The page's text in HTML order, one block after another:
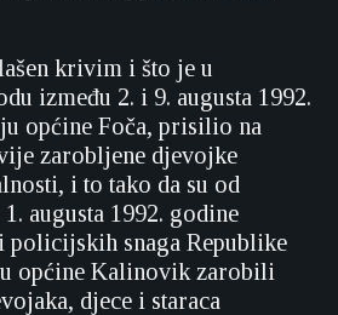
krivim i što je u
između 2. i 9. augusta 1992.
općine Foča, prisilio na
zarobljene djevojke
i to tako da su od
augusta 1992. godine
snaga Republike
općine Kalinovik zarobili
djece i staraca